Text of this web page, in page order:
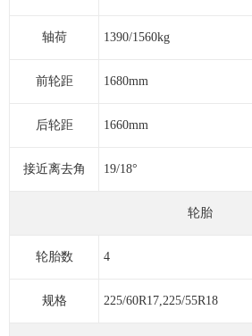
轴荷 1390/1560kg
前轮距 1680mm
后轮距 1660mm
接近离去角 19/18°
轮胎
轮胎数 4
规格 225/60R17,225/55R18